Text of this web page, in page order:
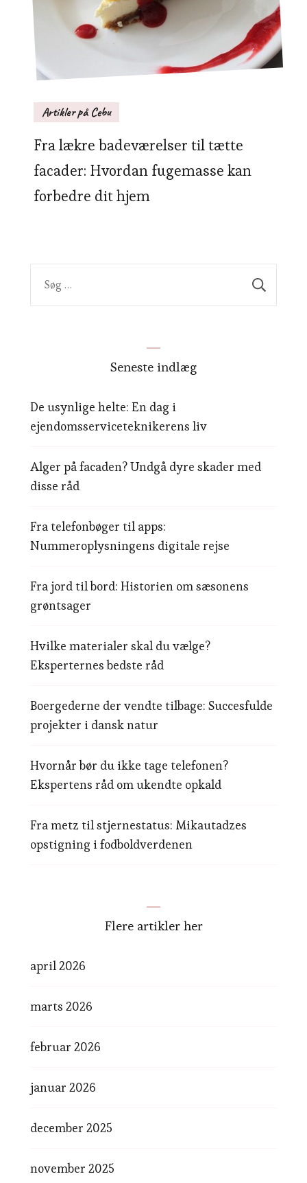
Artikler på Cebu
Fra lækre badeværelser til tætte
facader: Hvordan fugemasse kan
forbedre dit hjem
Seneste indlæg
De usynlige helte: En dag i
ejendomsserviceteknikerens liv
Alger på facaden? Undgå dyre skader med
disse råd
Fra telefonbøger til apps:
Nummeroplysningens digitale rejse
Fra jord til bord: Historien om sæsonens
grøntsager
Hvilke materialer skal du vælge?
Eksperternes bedste råd
Boergederne der vendte tilbage: Succesfulde
projekter i dansk natur
Hvornår bør du ikke tage telefonen?
Ekspertens råd om ukendte opkald
Fra metz til stjernestatus: Mikautadzes
opstigning i fodboldverdenen
Flere artikler her
april 2026
marts 2026
februar 2026
januar 2026
december 2025
november 2025